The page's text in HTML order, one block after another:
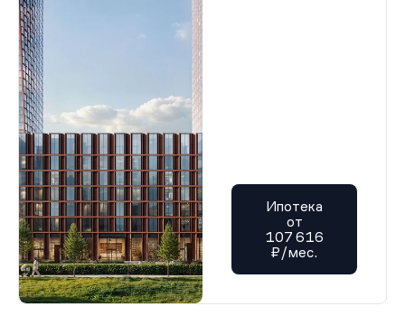
Ипотека
от
107 616
₽/мес.